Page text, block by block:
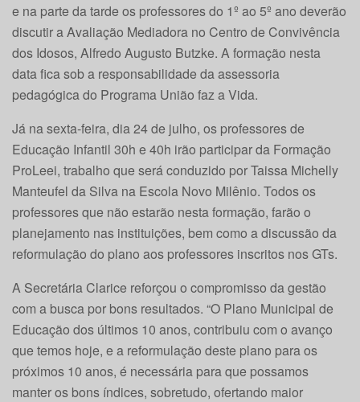
e na parte da tarde os professores do 1º ao 5º ano deverão
discutir a Avaliação Mediadora no Centro de Convivência
dos Idosos, Alfredo Augusto Butzke. A formação nesta
data fica sob a responsabilidade da assessoria
pedagógica do Programa União faz a Vida.
Já na sexta-feira, dia 24 de julho, os professores de
Educação Infantil 30h e 40h irão participar da Formação
ProLeei, trabalho que será conduzido por Taissa Michelly
Manteufel da Silva na Escola Novo Milênio. Todos os
professores que não estarão nesta formação, farão o
planejamento nas instituições, bem como a discussão da
reformulação do plano aos professores inscritos nos GTs.
A Secretária Clarice reforçou o compromisso da gestão
com a busca por bons resultados. “O Plano Municipal de
Educação dos últimos 10 anos, contribuiu com o avanço
que temos hoje, e a reformulação deste plano para os
próximos 10 anos, é necessária para que possamos
manter os bons índices, sobretudo, ofertando maior